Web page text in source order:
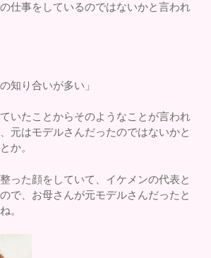
仕事をしているのではないかと言われ
知り合いが多い」
いたことからそのようなことが言われ
元はモデルさんだったのではないかと
か。
った顔をしていて、イケメンの代表と
で、お母さんが元モデルさんだったと
。